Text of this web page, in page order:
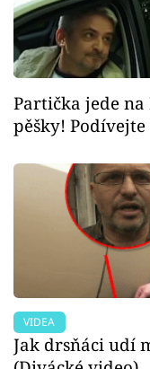
Partička jede na
pěšky! Podívejte
VIDEA
Jak drsňáci udí